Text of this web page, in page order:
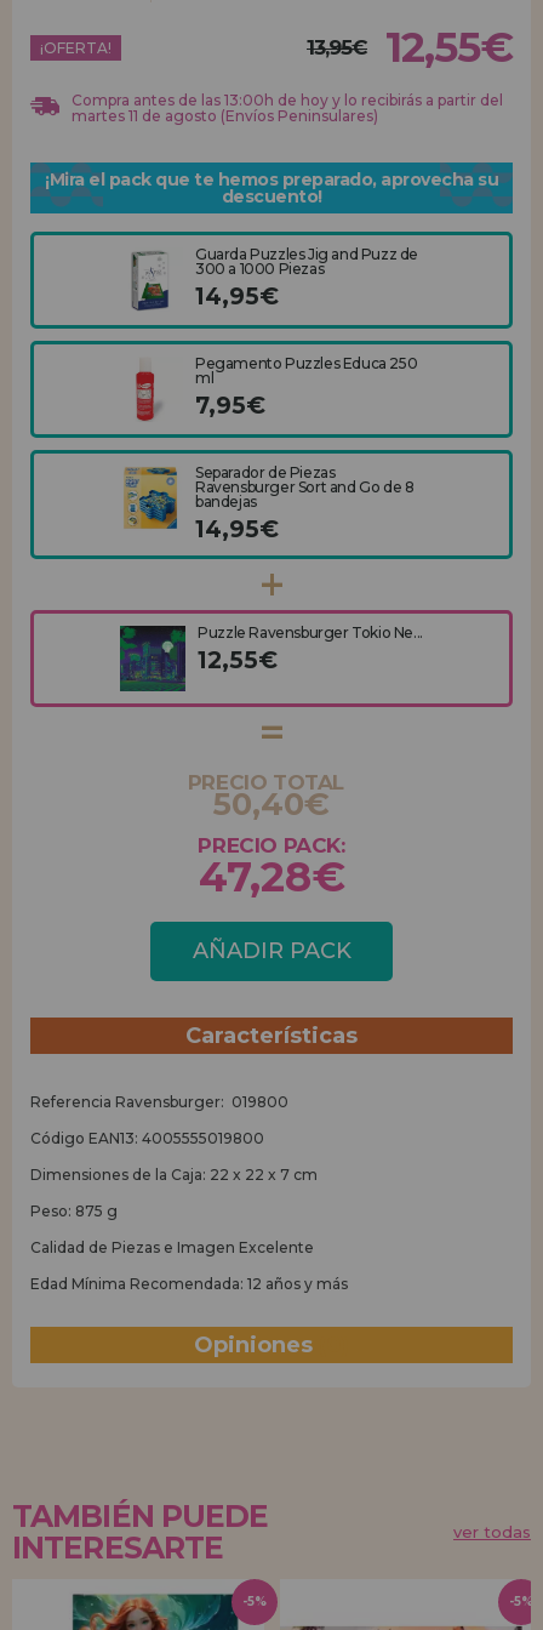
REGISTRO DISTRIBUIDOR
¡OFERTA! 13,95€ 12,55€
Compra antes de las 13:00h de hoy y lo recibirás a partir del
martes 11 de agosto (Envíos Peninsulares)
¡Mira el pack que te hemos preparado, aprovecha su
descuento!
Guarda Puzzles Jig and Puzz de
300 a 1000 Piezas
14,95€
Pegamento Puzzles Educa 250
ml
7,95€
Separador de Piezas
Ravensburger Sort and Go de 8
bandejas
14,95€
Puzzle Ravensburger Tokio Ne...
12,55€
PRECIO TOTAL
50,40€
PRECIO PACK:
47,28€
AÑADIR PACK
Características
Referencia Ravensburger: 019800
Código EAN13: 4005555019800
Dimensiones de la Caja: 22 x 22 x 7 cm
Peso: 875 g
Calidad de Piezas e Imagen Excelente
Edad Mínima Recomendada: 12 años y más
Opiniones
TAMBIÉN PUEDE
INTERESARTE
ver todas
-5% -5%